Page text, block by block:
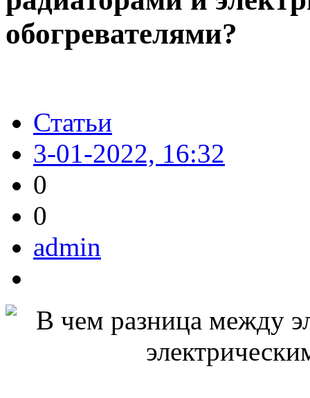
обогревателями?
Статьи
3-01-2022, 16:32
0
0
admin